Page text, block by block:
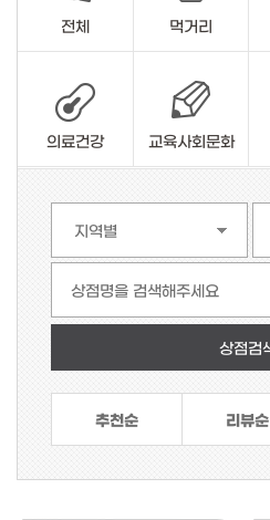
전체 먹거리
의료건강 교육사회문화
상점명을 검색해주세요
추천순 리뷰순